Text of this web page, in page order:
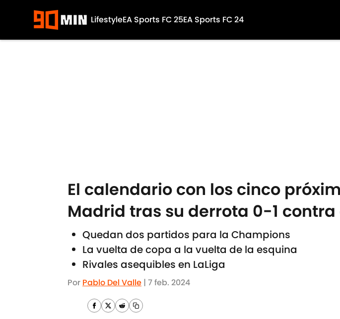
LifestyleEA Sports FC 25EA Sports FC 24
El calendario con los cinco
Madrid tras su derrota 0-1
Quedan dos partidos para la Champions
La vuelta de copa a la vuelta de la esquina
Rivales asequibles en LaLiga
Por Pablo Del Valle | 7 feb. 2024